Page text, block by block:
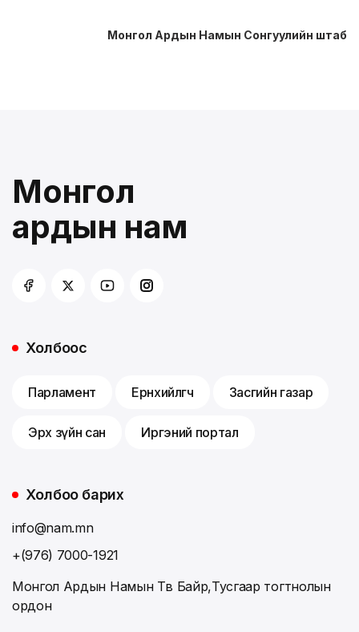
Монгол Ардын Намын Сонгуулийн штаб
Монгол
ардын нам
Холбоос
Парламент Ерөнхийлөгч Засгийн газар
Эрх зүйн сан Иргэний портал
Холбоо барих
info@nam.mn
+(976) 7000-1921
Монгол Ардын Намын Төв Байр,Тусгаар тогтнолын
ордон